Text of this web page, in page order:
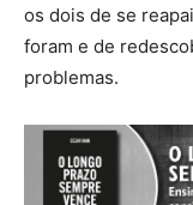
os dois de se
foram e de
problemas.